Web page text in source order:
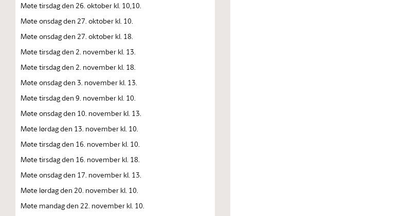
Møte tirsdag den 26. oktober kl. 10,10.
Møte onsdag den 27. oktober kl. 10.
Møte onsdag den 27. oktober kl. 18.
Møte tirsdag den 2. november kl. 13.
Møte tirsdag den 2. november kl. 18.
Møte onsdag den 3. november kl. 13.
Møte tirsdag den 9. november kl. 10.
Møte onsdag den 10. november kl. 13.
Møte lørdag den 13. november kl. 10.
Møte tirsdag den 16. november kl. 10.
Møte tirsdag den 16. november kl. 18.
Møte onsdag den 17. november kl. 13.
Møte lørdag den 20. november kl. 10.
Møte mandag den 22. november kl. 10.